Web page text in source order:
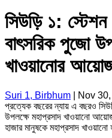
সিউড়ি ১: স্টেশন
বাৎসরিক পুজো
খাওয়ানোর
Suri 1, Birbhum
Nov
প্রত্যেক বছরের ন্যায় এ বছরও
উপলক্ষে মহাপ্রসাদ খাওয়ানো
হাজার মানুষকে মহাপ্রসাদ